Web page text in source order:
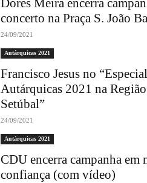
Dores Meira encerra
concerto na Praça S. João
24/09/2021
Autárquicas 2021
Francisco Jesus no “Especial
Autárquicas 2021 na
Setúbal”
24/09/2021
Autárquicas 2021
CDU encerra campanha em
confiança (com vídeo)